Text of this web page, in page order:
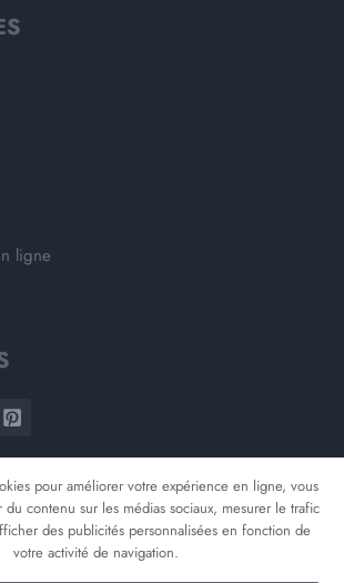
ligne
pour améliorer votre expérience en ligne, vous
du contenu sur les médias sociaux, mesurer le trafic
des publicités personnalisées en fonction de
votre activité de navigation.